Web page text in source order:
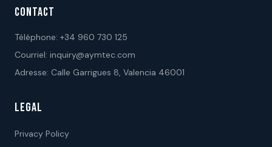
CONTACT
Téléphone: +34 960 730 125
Courriel: inquiry@aymtec.com
Adresse: Calle Garrigues 8, Valencia 46001
LEGAL
Privacy Policy